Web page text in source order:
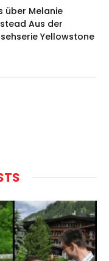
über Melanie
Aus der
Yellowstone